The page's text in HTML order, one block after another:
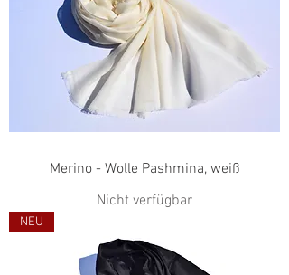
Merino - Wolle Pashmina, weiß
Nicht verfügbar
NEU